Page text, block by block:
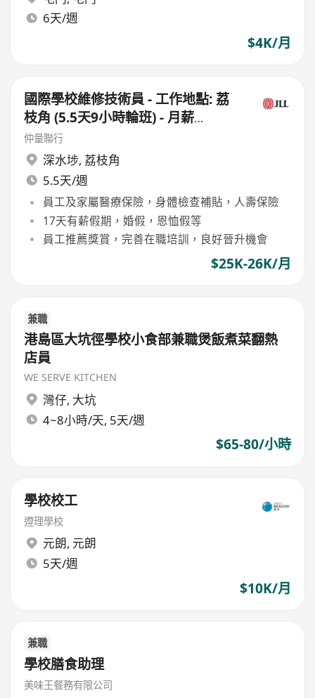
6天/週
$4K/月
國際學校維修技術員 - 工作地點: 荔
枝角 (5.5天9小時輪班) - 月薪
$26,000
仲量聯行
深水埗, 荔枝角
5.5天/週
員工及家屬醫療保險，身體檢查補貼，人壽保險
17天有薪假期，婚假，恩恤假等
員工推薦獎賞，完善在職培訓，良好晉升機會
$25K-26K/月
兼職
港島區大坑徑學校小食部兼職煲飯煮菜翻熱
店員
WE SERVE KITCHEN
灣仔, 大坑
4~8小時/天, 5天/週
$65-80/小時
學校校工
遵理學校
元朗, 元朗
5天/週
$10K/月
兼職
學校膳食助理
美味王餐務有限公司